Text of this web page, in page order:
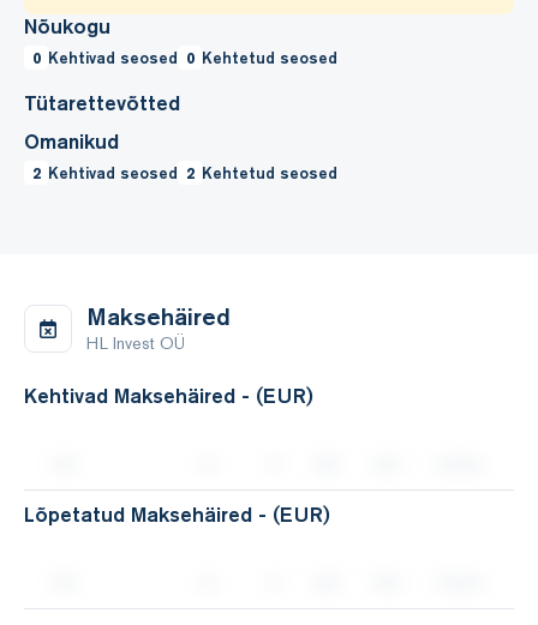
Nõukogu
0 Kehtivad seosed 0 Kehtetud seosed
Tütarettevõtted
Omanikud
2 Kehtivad seosed 2 Kehtetud seosed
Maksehäired
HL Invest OÜ
Kehtivad Maksehäired - (EUR)
Lõpetatud Maksehäired - (EUR)